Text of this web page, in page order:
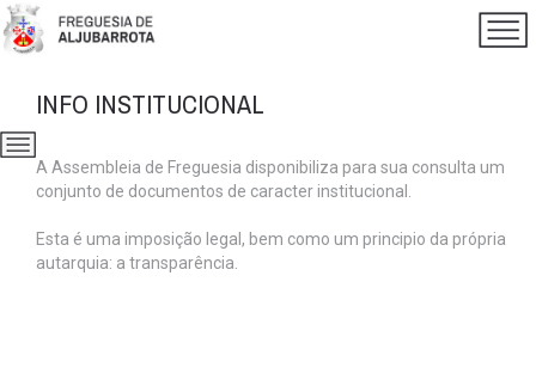
INFO INSTITUCIONAL
A Assembleia de Freguesia disponibiliza para sua consulta um
conjunto de documentos de caracter institucional.
Esta é uma imposição legal, bem como um principio da própria
autarquia: a transparência.